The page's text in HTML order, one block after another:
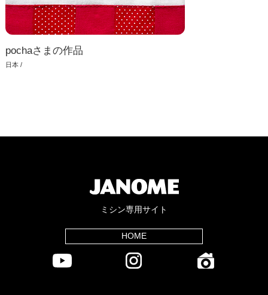
pochaさまの作品
日本 /
ミシン専用サイト
HOME